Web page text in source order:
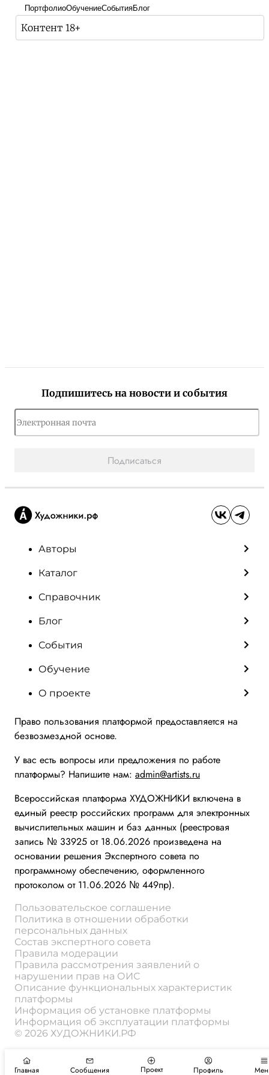
ПортфолиоОбучениеСобытияБлог
Контент 18+
Подпишитесь на новости и события
Подписаться
Авторы
Каталог
Справочник
Блог
События
Обучение
О проекте
Право пользования платформой предоставляется на
безвозмездной основе.
У вас есть вопросы или предложения по работе
платформы? Напишите нам: admin@artists.ru
Всероссийская платформа ХУДОЖНИКИ включена в
единый реестр российских программ для электронных
вычислительных машин и баз данных (реестровая
запись № 33925 от 18.06.2026 произведена на
основании решения Экспертного совета по
программному обеспечению, оформленного
протоколом от 11.06.2026 № 449пр).
Пользовательское соглашение
Политика в отношении обработки
персональных данных
Состав экспертного совета
Правила модерации
Правила рассмотрения заявлений о
нарушении прав на ОИС
Описание функциональных характеристик
платформы
Информация об установке платформы
Информация об эксплуатации платформы
© 2026 ХУДОЖНИКИ.РФ
Главная Сообщения Проект Профиль